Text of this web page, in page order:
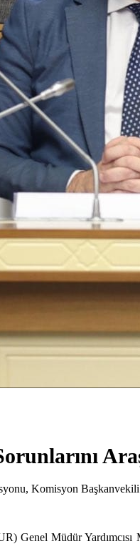
Komisyon
Genel Müdür